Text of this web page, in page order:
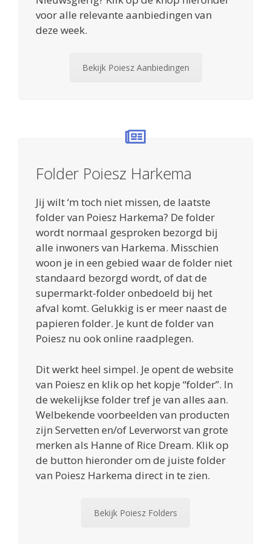
voor alle relevante aanbiedingen van
deze week.
Bekijk Poiesz Aanbiedingen
Folder Poiesz Harkema
Jij wilt ‘m toch niet missen, de laatste
folder van Poiesz Harkema? De folder
wordt normaal gesproken bezorgd bij
alle inwoners van Harkema. Misschien
woon je in een gebied waar de folder niet
standaard bezorgd wordt, of dat de
supermarkt-folder onbedoeld bij het
afval komt. Gelukkig is er meer naast de
papieren folder. Je kunt de folder van
Poiesz nu ook online raadplegen.
Dit werkt heel simpel. Je opent de website
van Poiesz en klik op het kopje “folder”. In
de wekelijkse folder tref je van alles aan.
Welbekende voorbeelden van producten
zijn Servetten en/of Leverworst van grote
merken als Hanne of Rice Dream. Klik op
de button hieronder om de juiste folder
van Poiesz Harkema direct in te zien.
Bekijk Poiesz Folders